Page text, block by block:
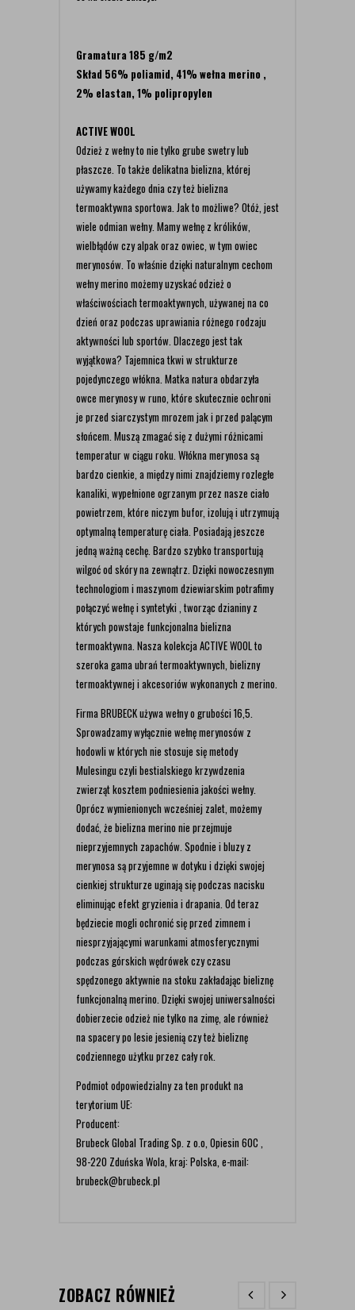
Gramatura185 g/m2
Skład 56% poliamid, 41% wełna merino ,
2% elastan, 1% polipropylen
ACTIVE WOOL
Odzież z wełny to nie tylko grube swetry lub
płaszcze. To także delikatna bielizna, której
używamy każdego dnia czy też bielizna
termoaktywna sportowa. Jak to możliwe? Otóż, jest
wiele odmian wełny. Mamy wełnę z królików,
wielbłądów czy alpak oraz owiec, w tym owiec
merynosów. To właśnie dzięki naturalnym cechom
wełny merino możemy uzyskać odzież o
właściwościach termoaktywnych, używanej na co
dzień oraz podczas uprawiania różnego rodzaju
aktywności lub sportów. Dlaczego jest tak
wyjątkowa? Tajemnica tkwi w strukturze
pojedynczego włókna. Matka natura obdarzyła
owce merynosy w runo, które skutecznie ochroni
je przed siarczystym mrozem jak i przed palącym
słońcem. Muszą zmagać się z dużymi różnicami
temperatur w ciągu roku. Włókna merynosa są
bardzo cienkie, a między nimi znajdziemy rozległe
kanaliki, wypełnione ogrzanym przez nasze ciało
powietrzem, które niczym bufor, izolują i utrzymują
optymalną temperaturę ciała. Posiadają jeszcze
jedną ważną cechę. Bardzo szybko transportują
wilgoć od skóry na zewnątrz. Dzięki nowoczesnym
technologiom i maszynom dziewiarskim potrafimy
połączyć wełnę i syntetyki , tworząc dzianiny z
których powstaje funkcjonalna bielizna
termoaktywna. Nasza kolekcja ACTIVE WOOL to
szeroka gama ubrań termoaktywnych, bielizny
termoaktywnej i akcesoriów wykonanych z merino.
Firma BRUBECK używa wełny o grubości 16,5.
Sprowadzamy wyłącznie wełnę merynosów z
hodowli w których nie stosuje się metody
Mulesingu czyli bestialskiego krzywdzenia
zwierząt kosztem podniesienia jakości wełny.
Oprócz wymienionych wcześniej zalet, możemy
dodać, że bielizna merino nie przejmuje
nieprzyjemnych zapachów. Spodnie i bluzy z
merynosa są przyjemne w dotyku i dzięki swojej
cienkiej strukturze uginają się podczas nacisku
eliminując efekt gryzienia i drapania. Od teraz
będziecie mogli ochronić się przed zimnem i
niesprzyjającymi warunkami atmosferycznymi
podczas górskich wędrówek czy czasu
spędzonego aktywnie na stoku zakładając bieliznę
funkcjonalną merino. Dzięki swojej uniwersalności
dobierzecie odzież nie tylko na zimę, ale również
na spacery po lesie jesienią czy też bieliznę
codziennego użytku przez cały rok.
Podmiot odpowiedzialny za ten produkt na
terytorium UE:
Producent:
Brubeck Global Trading Sp. z o.o, Opiesin 60C ,
98-220 Zduńska Wola, kraj: Polska, e-mail:
brubeck@brubeck.pl
ZOBACZ RÓWNIEŻ